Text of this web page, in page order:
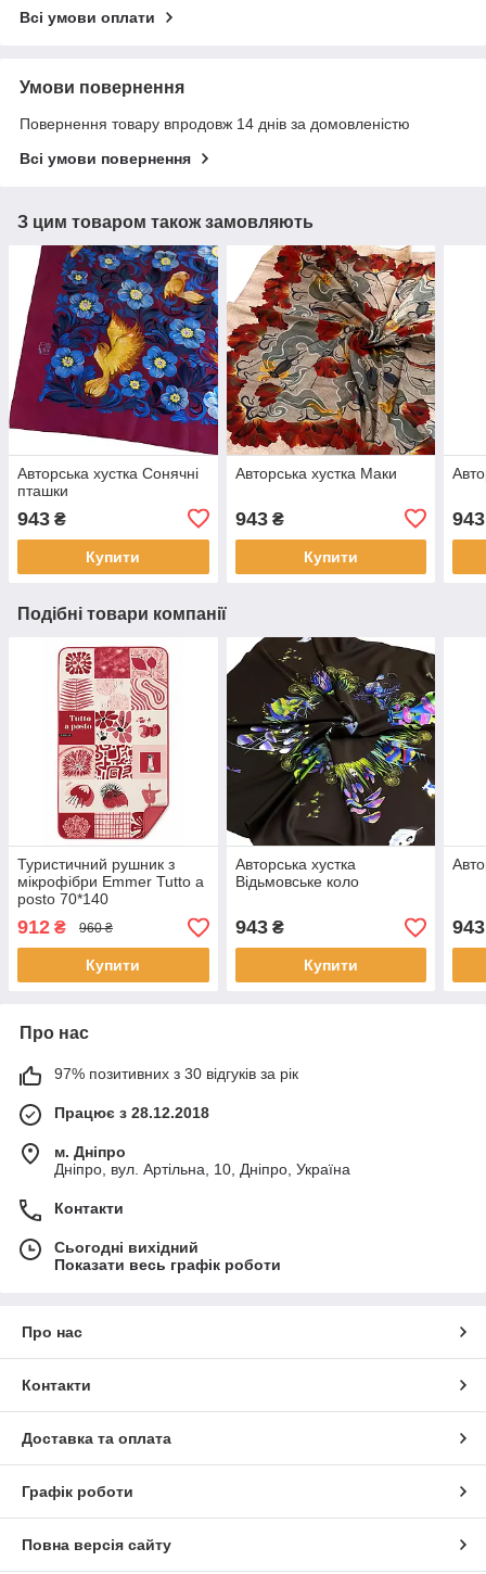
Всі умови оплати
Умови повернення
Повернення товару впродовж 14 днів за домовленістю
Всі умови повернення
З цим товаром також замовляють
Авторська хустка Сонячні
пташки
943 ₴
Купити
Авторська хустка Маки
943₴
Купити
943
Подібні товари компанії
Туристичний рушник з
мікрофібри Emmer Tutto a
posto 70*140
912 ₴ 960 ₴
Купити
Авторська хустка
Відьмовське коло
943₴
Купити
943
Про нас
97% позитивних з 30 відгуків за рік
Працює з 28.12.2018
м. Дніпро
Дніпро, вул. Артільна, 10, Дніпро, Україна
Контакти
Сьогодні вихідний
Показати весь графік роботи
Про нас
Контакти
Доставка та оплата
Графік роботи
Повна версія сайту